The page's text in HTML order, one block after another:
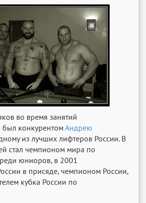
во время занятий
был конкурентом Андрею
из лучших лифтеров России. В
стал чемпионом мира по
юниоров, в 2001
в присяде, чемпионом России,
кубка России по